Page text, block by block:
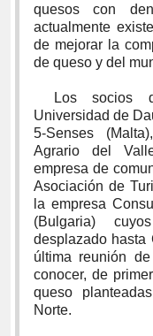
quesos con
actualmente
de mejorar la
de queso y del
Los socios
Universidad de
5-Senses
Agrario del
empresa de
Asociación de
la empresa
(Bulgaria)
desplazado hasta
última reunión
conocer, de
queso
Norte.